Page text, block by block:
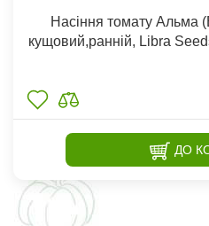
Насіння томату Альма
кущовий,ранній, Libra
ДО